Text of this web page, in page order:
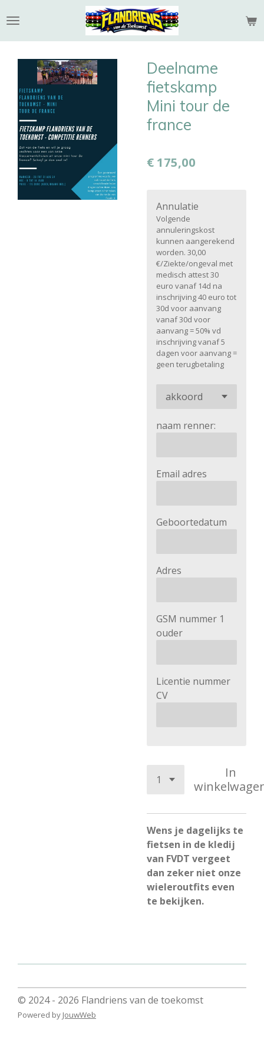
direct
naar
hoofdinhoud
Deelname
fietskamp
Mini tour de
france
€ 175,00
Annulatie
Volgende
annuleringskost
kunnen aangerekend
worden. 30,00
€/Ziekte/ongeval met
medisch attest 30
euro vanaf 14d na
inschrijving 40 euro tot
30d voor aanvang
vanaf 30d voor
aanvang = 50% vd
inschrijving vanaf 5
dagen voor aanvang =
geen terugbetaling
naam renner:
Email adres
Geboortedatum
Adres
GSM nummer 1
ouder
Licentie nummer
CV
In
Wens je dagelijks te
fietsen in de kledij
van FVDT vergeet
dan zeker niet onze
wieleroutfits even
te bekijken.
© 2024 - 2026 Flandriens van de toekomst
Powered by JouwWeb